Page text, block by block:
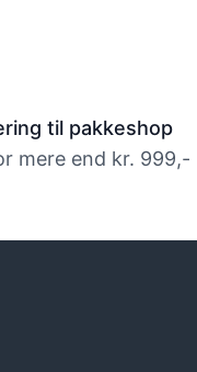
til pakkeshop
mere end kr. 999,-